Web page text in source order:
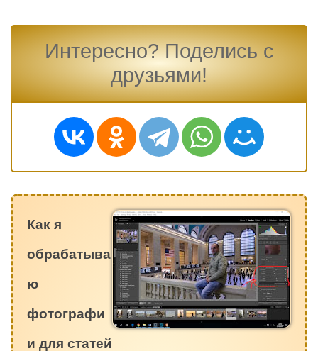
Интересно? Поделись с
друзьями!
Как я
обрабатыва
ю
фотографи
и для статей